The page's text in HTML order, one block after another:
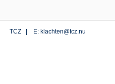
TCZ | E: klachten@tcz.nu